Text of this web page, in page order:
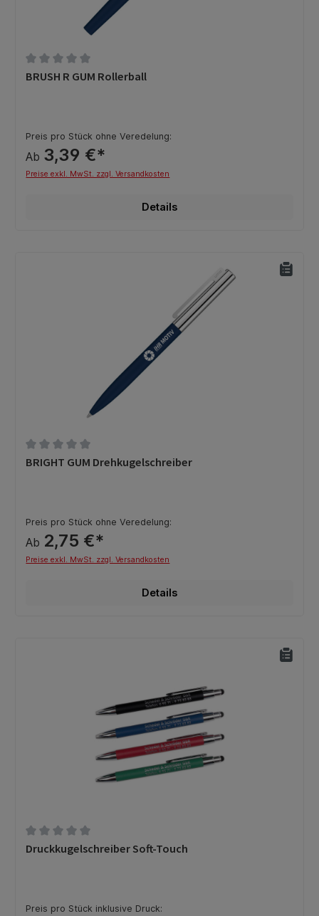
Durchschnittliche Bewertung von 0 von 5 Sternen
BRUSH R GUM Rollerball
Preis pro Stück ohne Veredelung:
Ab 3,39 €*
Preise exkl. MwSt. zzgl. Versandkosten
Details
Durchschnittliche Bewertung von 0 von 5 Sternen
BRIGHT GUM Drehkugelschreiber
Preis pro Stück ohne Veredelung:
Ab 2,75 €*
Preise exkl. MwSt. zzgl. Versandkosten
Details
Durchschnittliche Bewertung von 0 von 5 Sternen
Druckkugelschreiber Soft-Touch
Preis pro Stück inklusive Druck: